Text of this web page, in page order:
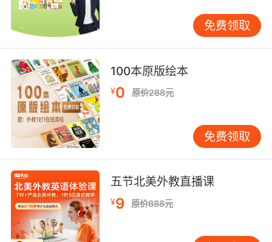
能力。 最后，实践是英语文本学习与应用的最终
目标。 无论是阅读、写作还是口语交流，实践都
是检验学习成果的最佳方式。学习者应积极参与
各种英语活动，如英语角、辩论赛、演讲比赛
等，通过实际应用来巩固所学知识。此外，利用
现代科技手段，如在线课程、语言学习软件等，
也可以为学习者提供丰富的学习资源和实践机
会。通过不断实践，学习者可以逐步克服语言障
碍，提升英语应用能力。 在英语文本学习中，文
化背景的了解同样不可忽视。 语言是文化的载
体，英语文本中往往蕴含着丰富的文化信息。了
解英语国家的历史、风俗、价值观等，有助于学
习者更深入地理解文本内容，避免文化误解。例
如，英语中的许多成语、谚语都源于特定的文化
背景，只有了解这些背景，才能准确理解其含
免费领取
100本原版绘本
¥0 原价288元
免费领取
五节北美外教直播课
¥9 原价888元